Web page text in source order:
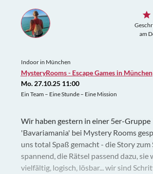
am
Indoor in München
MysteryRooms - Escape Games in München
Mo. 27.10.25 11:00
Ein Team – Eine Stunde – Eine Mission
Wir haben gestern in einer 5er-Gruppe
'Bavariamania' bei Mystery Rooms
uns total Spaß gemacht - die Story zum
spannend, die Rätsel passend dazu, sie
vielfältig, logisch, lösbar... wir sind